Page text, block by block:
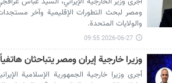
ومصر لبحث التطورات الإقليمية وآخر
والولايات المتحدة.
2026-06-27 09:55
وزيرا خارجية إيران ومصر يتباحثان هاتفياً
أجرى وزيرا خارجية الجمهورية الإسلامية